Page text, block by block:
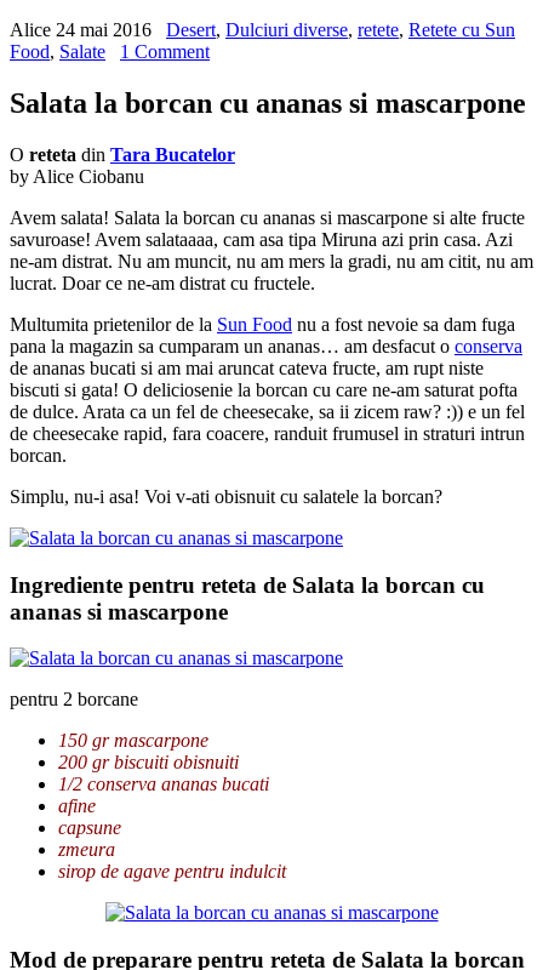
Alice 24 mai 2016 Desert, Dulciuri diverse, retete, Retete cu Sun
Food, Salate 1 Comment
Salata la borcan cu ananas si mascarpone
O reteta din Tara Bucatelor
by Alice Ciobanu
Avem salata! Salata la borcan cu ananas si mascarpone si alte fructe
savuroase! Avem salataaaa, cam asa tipa Miruna azi prin casa. Azi
ne-am distrat. Nu am muncit, nu am mers la gradi, nu am citit, nu am
lucrat. Doar ce ne-am distrat cu fructele.
Multumita prietenilor de la Sun Food nu a fost nevoie sa dam fuga
pana la magazin sa cumparam un ananas… am desfacut o conserva
de ananas bucati si am mai aruncat cateva fructe, am rupt niste
biscuti si gata! O deliciosenie la borcan cu care ne-am saturat pofta
de dulce. Arata ca un fel de cheesecake, sa ii zicem raw? :)) e un fel
de cheesecake rapid, fara coacere, randuit frumusel in straturi intrun
borcan.
Simplu, nu-i asa! Voi v-ati obisnuit cu salatele la borcan?
Ingrediente pentru reteta de Salata la borcan cu
ananas si mascarpone
pentru 2 borcane
150 gr mascarpone
200 gr biscuiti obisnuiti
1/2 conserva ananas bucati
afine
capsune
zmeura
sirop de agave pentru indulcit
Mod de preparare pentru reteta de Salata la borcan